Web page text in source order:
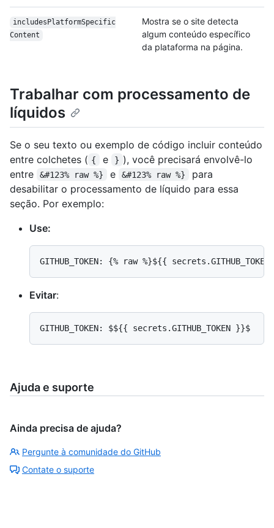
includes PlatformSpecific
Content
Mostra se o site detecta
algum conteúdo específico
da plataforma na página.
Trabalhar com processamento de
líquidos
Se o seu texto ou exemplo de código incluir conteúdo
entre colchetes ( { e } ), você precisará envolvê-lo
entre
&#123% raw %} e &#123% raw %}
para
desabilitar o processamento de líquido para essa
seção. Por exemplo:
Use:
Evitar:
Ajuda e suporte
Ainda precisa de ajuda?
Pergunte à comunidade do GitHub
Contate o suporte